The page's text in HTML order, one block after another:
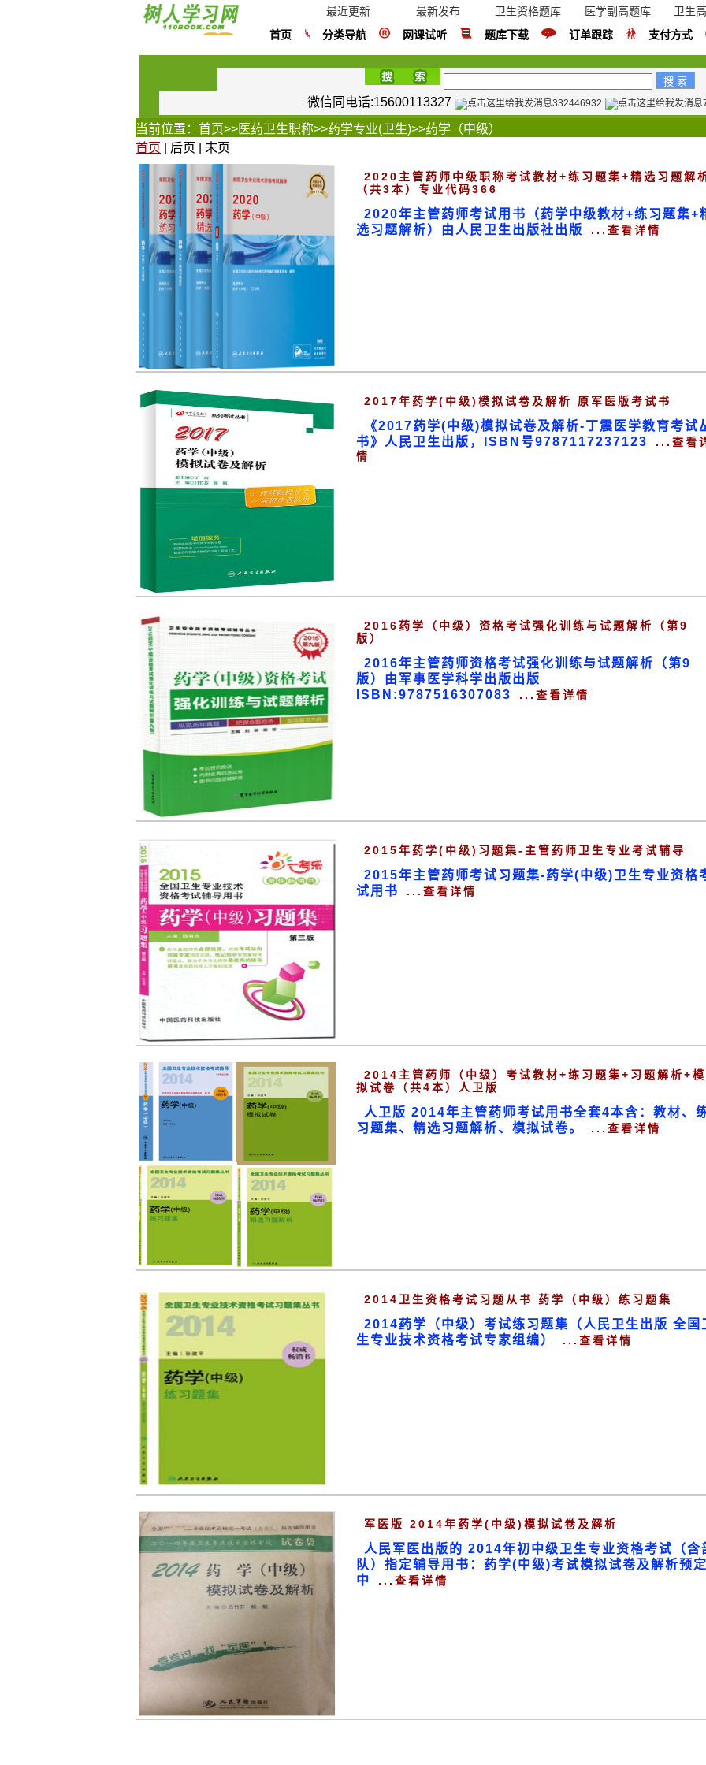
最近更新 最新发布 卫生资格题库 医学副高题库 卫生
首页 分类导航 网课试听 题库下载 订单跟踪 支付方式
微信同电话:15600113327 332446932
当前位置： 首页>>医药卫生职称>>药学专业(卫生)>>药学（中级）
首页 | 后页 | 末页
2020主管药师中级职称考试教材+练习题集+精选习题解
（共3本）专业代码366
2020年主管药师考试用书（药学中级教材+练习题集+
选习题解析）由人民卫生出版社出版
...查看详情
2017年药学(中级)模拟试卷及解析 原军医版考试书
《2017药学(中级)模拟试卷及解析-丁震医学教育考试
书》人民卫生出版，ISBN号9787117237123
...查看
情
2016药学（中级）资格考试强化训练与试题解析（第9
版）
2016年主管药师资格考试强化训练与试题解析（第9
版）由军事医学科学出版出版
ISBN:9787516307083
...查看详情
2015年药学(中级)习题集-主管药师卫生专业考试辅导
2015年主管药师考试习题集-药学(中级)卫生专业资格
试用书
...查看详情
2014主管药师（中级）考试教材+练习题集+习题解析+模
拟试卷（共4本）人卫版
人卫版 2014年主管药师考试用书全套4本含：教材、
习题集、精选习题解析、模拟试卷。
...查看详情
2014卫生资格考试习题从书 药学（中级）练习题集
2014药学（中级）考试练习题集（人民卫生出版 全国
生专业技术资格考试专家组编）
...查看详情
军医版 2014年药学(中级)模拟试卷及解析
人民军医出版的 2014年初中级卫生专业资格考试（含
队）指定辅导用书：药学(中级)考试模拟试卷及解析预
中
...查看详情